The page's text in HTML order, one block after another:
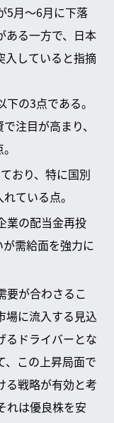
5月〜6月に下落
ある一方で、日本
入していると指摘
の3点である。
注目が高まり、
おり、特に国別
ている点。
業の配当金再投
需給面を強力に
要が合わさるこ
場に流入する見込
るドライバーとな
、この上昇局面で
る戦略が有効と考
れは優良株を安